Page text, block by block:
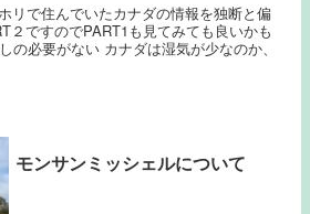
リで住んでいたカナダの情報を独断と偏
２ですのでPART1も見てみても良いかも
の必要がない カナダは湿気が少なのか、
モンサンミッシェルについて